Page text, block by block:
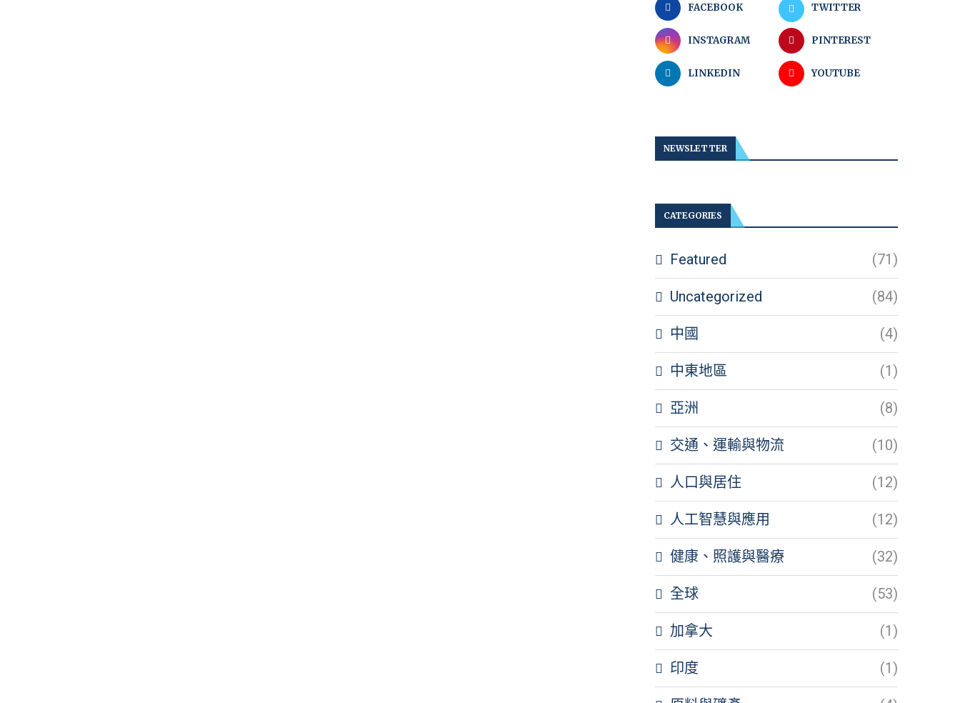
FACEBOOK TWITTER
INSTAGRAM PINTEREST
LINKEDIN YOUTUBE
NEWSLETTER
CATEGORIES
Featured (71)
Uncategorized (84)
中國 (4)
中東地區 (1)
亞洲 (8)
交通、運輸與物流 (10)
人口與居住 (12)
人工智慧與應用 (12)
健康、照護與醫療 (32)
全球 (53)
加拿大 (1)
印度 (1)